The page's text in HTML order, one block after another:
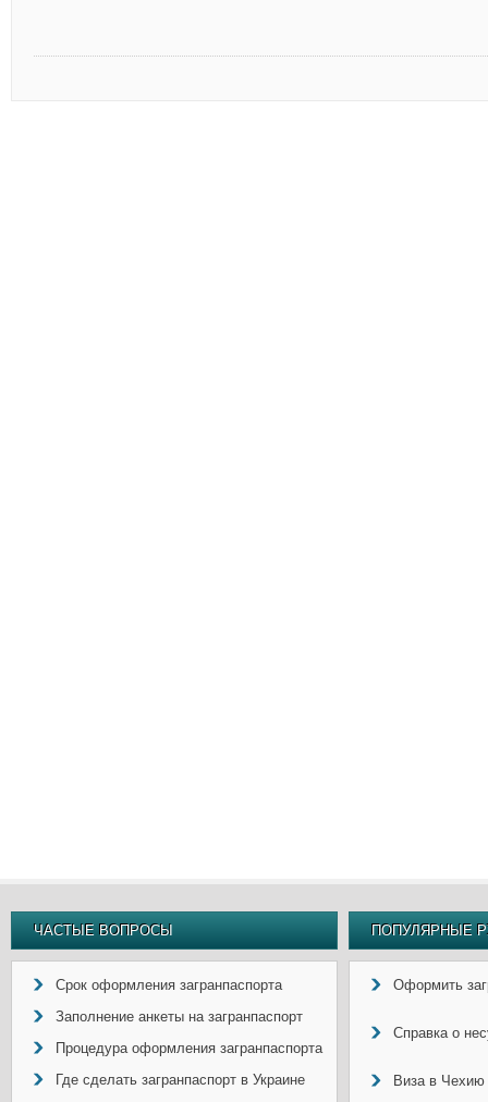
ЧАСТЫЕ ВОПРОСЫ
Срок оформления загранпаспорта
Заполнение анкеты на загранпаспорт
Процедура оформления загранпаспорта
Где сделать загранпаспорт в Украине
ПОПУЛЯРНЫЕ
Оформить
Справка о
Виза в Чехию